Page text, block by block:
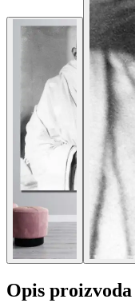
Opis proizvoda